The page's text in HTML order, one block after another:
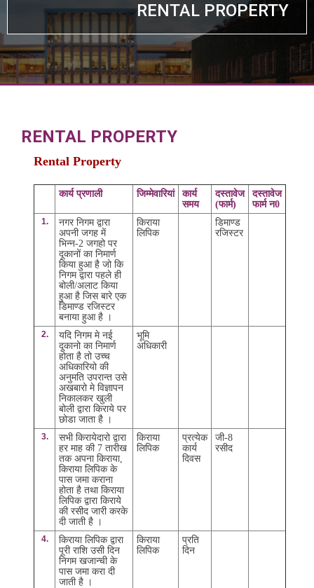
RENTAL PROPERTY
RENTAL PROPERTY
Rental Property
कार्य प्रणाली जिम्मेवारियां
कार्य
समय
दस्तावेज
(फार्म)
दस्तावेज
फार्म न0
1.
नगर निगम द्वारा
अपनी जगह में
भिन्न-2 जगहो पर
दूकानों का निमार्ण
किया हुआ है जो कि
निगम द्वारा पहले ही
बोली/अलाट किया
हुआ है जिस बारे एक
डिमाण्ड रजिस्टर
बनाया हुआ है ।
किराया
लिपिक
डिमाण्ड
रजिस्टर
2.
यदि निगम मे नई
दूकानो का निमार्ण
होता है तो उच्च
अधिकारियो की
अनुमति उपरान्त उसे
अखबारो मे विज्ञापन
निकालकर खुली
बोली द्वारा किराये पर
छोडा जाता है ।
भूमि
अधिकारी
3.
सभी किरायेदारो द्वारा
हर माह की 7 तारीख
तक अपना किराया,
किराया लिपिक के
पास जमा कराना
होता है तथा किराया
लिपिक द्वारा किराये
की रसीद जारी करके
दी जाती है ।
किराया
लिपिक
प्रत्येक
कार्य
दिवस
जी-8
रसीद
4.
किराया लिपिक द्वारा
पूरी राशि उसी दिन
निगम खजान्ची के
पास जमा करा दी
जाती है ।
किराया
लिपिक
प्रति
दिन